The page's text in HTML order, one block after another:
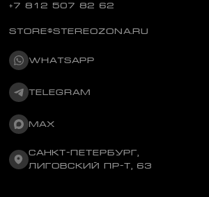
+7 812 507 82 62
STORE@STEREOZONA.RU
WHATSAPP
TELEGRAM
MAX
САНКТ-ПЕТЕРБУРГ,
ЛИГОВСКИЙ ПР-Т, 63